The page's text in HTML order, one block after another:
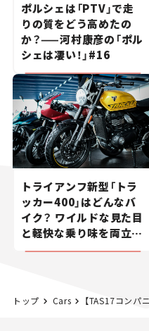
ポルシェは「PTV」で走
りの質をどう高めたの
か？——河村康彦の「ポル
シェは凄い！」#16
トライアンフ新型「トラ
ッカー400」はどんなバ
イク？ ワイルドな見た目
と軽快な乗り味を両立し
た400ccフラットトラッ
トップ Cars 【TAS17コンパニオン】